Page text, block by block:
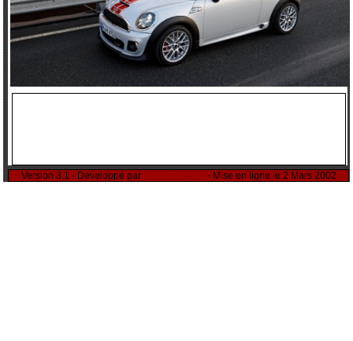
Version 3.1 - Développé par - Mise en ligne le 2 Mars 2002